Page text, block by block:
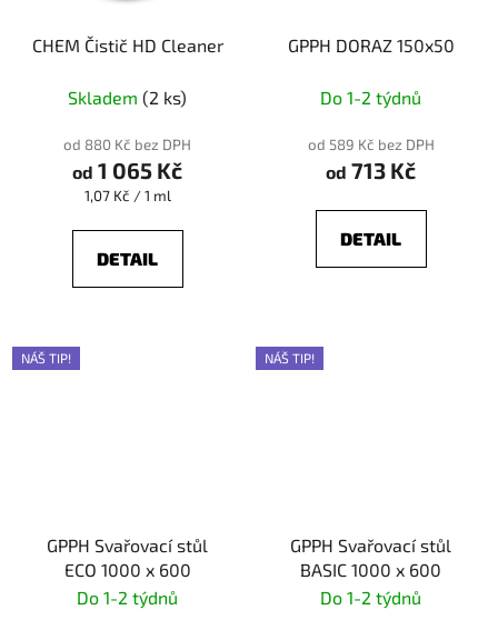
CHEM Čistič HD Cleaner
Skladem (2 ks)
od 880 Kč bez DPH
od 1 065 Kč
Měrná
1,07 Kč / 1 ml
DETAIL
GPPH DORAZ 150x50
Do 1-2 týdnů
od 589 Kč bez DPH
od 713 Kč
DETAIL
NÁŠ TIP!
GPPH Svařovací stůl
ECO 1000 x 600
Do 1-2 týdnů
NÁŠ TIP!
GPPH Svařovací stůl
BASIC 1000 x 600
Do 1-2 týdnů